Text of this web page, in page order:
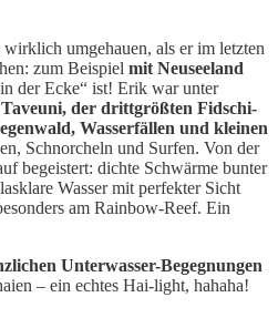
umgehauen, als er im letzten
zum Beispiel mit Neuseeland
der Ecke“ ist! Erik war unter
der drittgrößten Fidschi-
Wasserfällen und kleinen
Schnorcheln und Surfen. Von der
begeistert: dichte Schwärme bunter
Wasser mit perfekter Sicht
am Rainbow-Reef. Ein
Unterwasser-Begegnungen
– ein echtes Hai-light, hahaha!